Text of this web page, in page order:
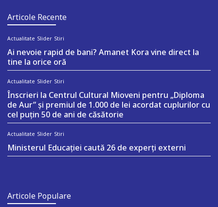
Articole Recente
Actualitate Slider Stiri
Ai nevoie rapid de bani? Amanet Kora vine direct la
tine la orice oră
Actualitate Slider Stiri
Înscrieri la Centrul Cultural Mioveni pentru „Diploma
de Aur” și premiul de 1.000 de lei acordat cuplurilor cu
cel puțin 50 de ani de căsătorie
Actualitate Slider Stiri
Ministerul Educației caută 26 de experți externi
Articole Populare